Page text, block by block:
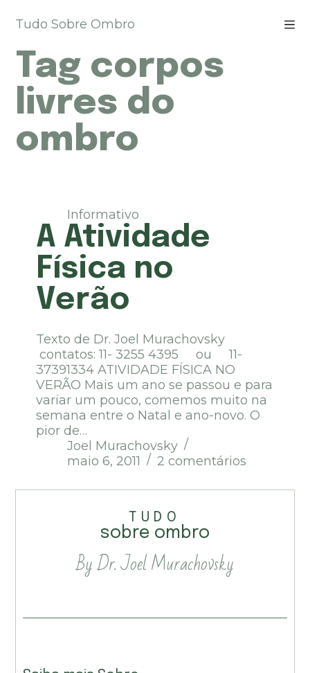
u
a
p
a
o
Tudo Sobre Ombro
Tag corpos
livres do
ombro
Informativo
A Atividade
Física no
Verão
Texto de Dr. Joel Murachovsky
contatos: 11- 3255 4395 ou 11-
37391334 ATIVIDADE FÍSICA NO
VERÃO Mais um ano se passou e para
variar um pouco, comemos muito na
semana entre o Natal e ano-novo. O
pior de…
Joel Murachovsky
maio 6, 2011
2 comentários
TUDO
sobre ombro
By Dr. Joel Murachovsky